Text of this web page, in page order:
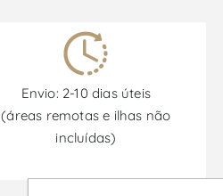
Envio: 2-10 dias úteis
(áreas remotas e ilhas não
incluídas)